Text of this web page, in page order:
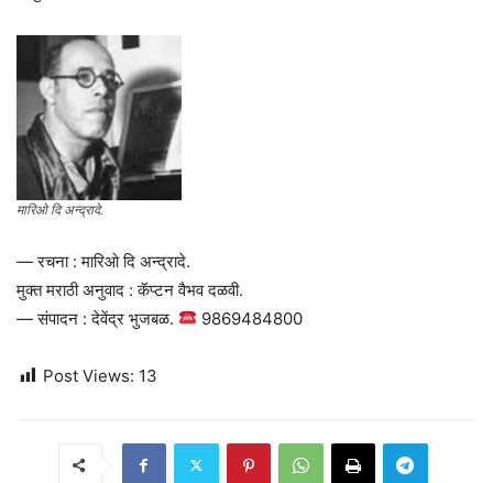
मारिओ दि अन्द्रादे.
— रचना : मारिओ दि अन्द्रादे.
मुक्त मराठी अनुवाद : कॅप्टन वैभव दळवी.
— संपादन : देवेंद्र भुजबळ.
9869484800
Post Views: 13